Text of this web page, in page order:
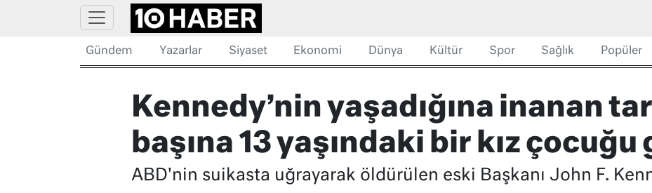
Gündem Yazarlar Siyaset Ekonomi Dünya Kültür Spor Sağlık Popüler
Kennedy’nin yaşadığına inanan
başına 13 yaşındaki bir kız
ABD'nin suikasta uğrayarak öldürülen eski Başkanı John F.